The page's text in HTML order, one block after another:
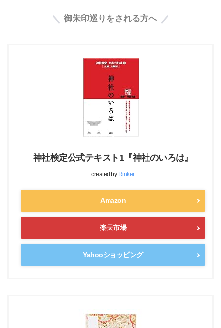
御朱印巡りをされる方へ
神社検定公式テキスト1『神社のいろは』
created by Rinker
Amazon
楽天市場
Yahooショッピング